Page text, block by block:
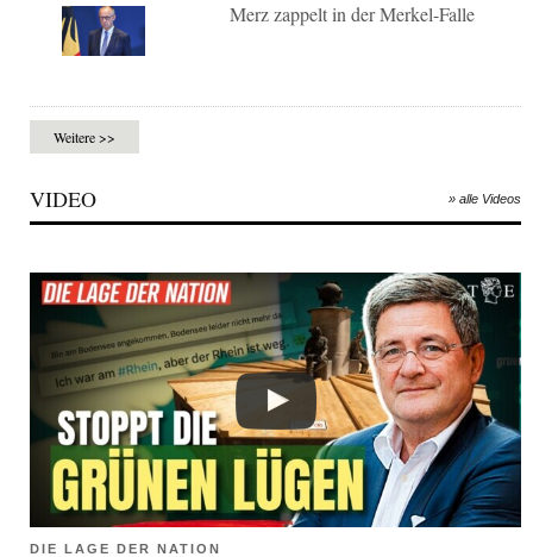
Merz zappelt in der Merkel-Falle
Weitere >>
VIDEO » alle Videos
DIE LAGE DER NATION